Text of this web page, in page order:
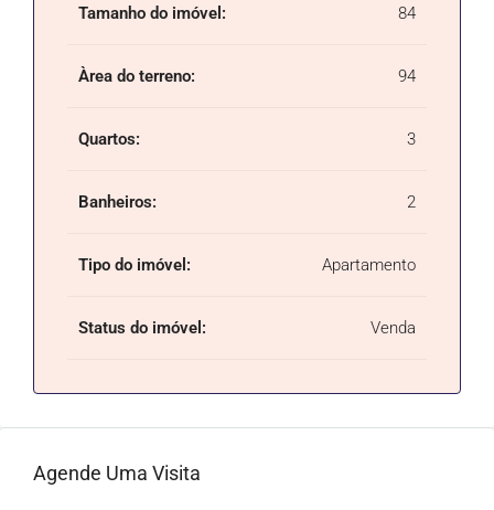
Tamanho do imóvel: 84
Àrea do terreno: 94
Quartos: 3
Banheiros: 2
Tipo do imóvel: Apartamento
Status do imóvel: Venda
Agende Uma Visita